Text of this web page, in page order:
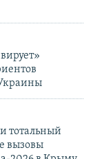
тотальный
вызовы